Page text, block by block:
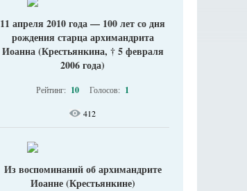
11 апреля 2010 года — 100 лет со дня
рождения старца архимандрита
Иоанна (Крестьянкина, † 5 февраля
2006 года)
Рейтинг: 10 Голосов: 1
412
Из воспоминаний об архимандрите
Иоанне (Крестьянкине)